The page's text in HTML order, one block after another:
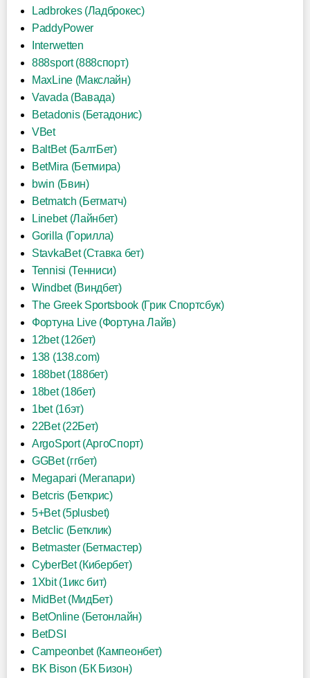
Ladbrokes (Ладброкес)
PaddyPower
Interwetten
888sport (888спорт)
MaxLine (Макслайн)
Vavada (Вавада)
Betadonis (Бетадонис)
VBet
BaltBet (БалтБет)
BetMira (Бетмира)
bwin (Бвин)
Betmatch (Бетматч)
Linebet (Лайнбет)
Gorilla (Горилла)
StavkaBet (Ставка бет)
Tennisi (Тенниси)
Windbet (Виндбет)
The Greek Sportsbook (Грик Спортсбук)
Фортуна Live (Фортуна Лайв)
12bet (12бет)
138 (138.com)
188bet (188бет)
18bet (18бет)
1bet (1бэт)
22Bet (22Бет)
ArgoSport (АргоСпорт)
GGBet (ггбет)
Megapari (Мегапари)
Betcris (Беткрис)
5+Bet (5plusbet)
Betclic (Бетклик)
Betmaster (Бетмастер)
CyberBet (Кибербет)
1Xbit (1икс бит)
MidBet (МидБет)
BetOnline (Бетонлайн)
BetDSI
Campeonbet (Кампеонбет)
BK Bison (БК Бизон)